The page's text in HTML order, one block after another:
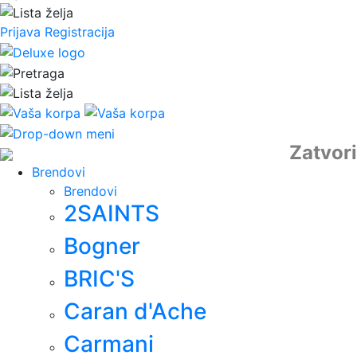
Prijava Registracija
Zatvori
Brendovi
Brendovi
2SAINTS
Bogner
BRIC'S
Caran d'Ache
Carmani